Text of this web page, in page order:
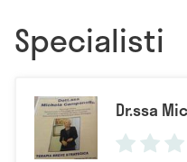
Specialisti
Dr.ssa